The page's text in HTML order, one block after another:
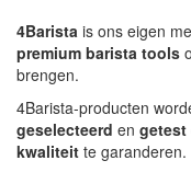
4Barista is ons eigen
premium barista tools
brengen.
4Barista-producten
geselecteerd en getest
kwaliteit te garanderen.